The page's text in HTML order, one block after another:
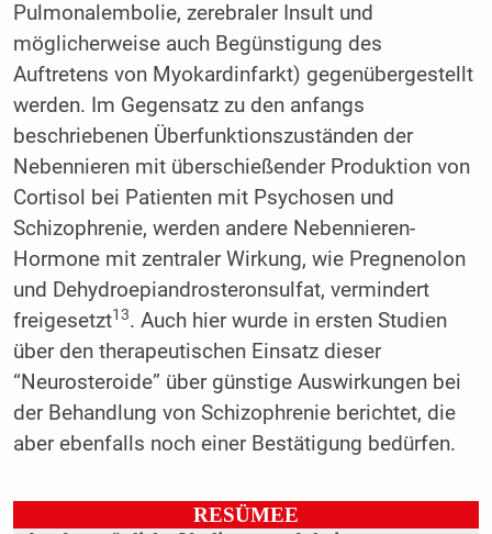
Pulmonalembolie, zerebraler Insult und
möglicherweise auch Begünstigung des
Auftretens von Myokardinfarkt) gegenübergestellt
werden. Im Gegensatz zu den anfangs
beschriebenen Überfunktionszuständen der
Nebennieren mit überschießender Produktion von
Cortisol bei Patienten mit Psychosen und
Schizophrenie, werden andere Nebennieren-
Hormone mit zentraler Wirkung, wie Pregnenolon
und Dehydroepiandrosteronsulfat, vermindert
freigesetzt13. Auch hier wurde in ersten Studien
über den therapeutischen Einsatz dieser
“Neurosteroide” über günstige Auswirkungen bei
der Behandlung von Schizophrenie berichtet, die
aber ebenfalls noch einer Bestätigung bedürfen.
RESÜMEE